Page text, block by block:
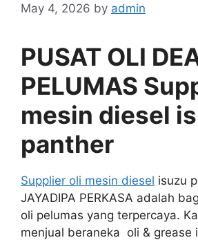
May 4, 2026 by admin
PUSAT OLI
PELUMAS
mesin diesel
panther
Supplier oli mesin diesel isuzu
JAYADIPA PERKASA adalah
oli pelumas yang terpercaya.
menjual beraneka oli & grease